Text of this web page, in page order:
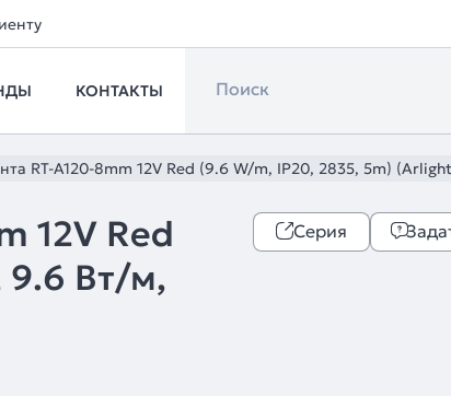
КОНТАКТЫ
RT-A120-8mm 12V Red (9.6 W/m, IP20, 2835, 5m)
12V Red
9.6 Вт/м,
Серия